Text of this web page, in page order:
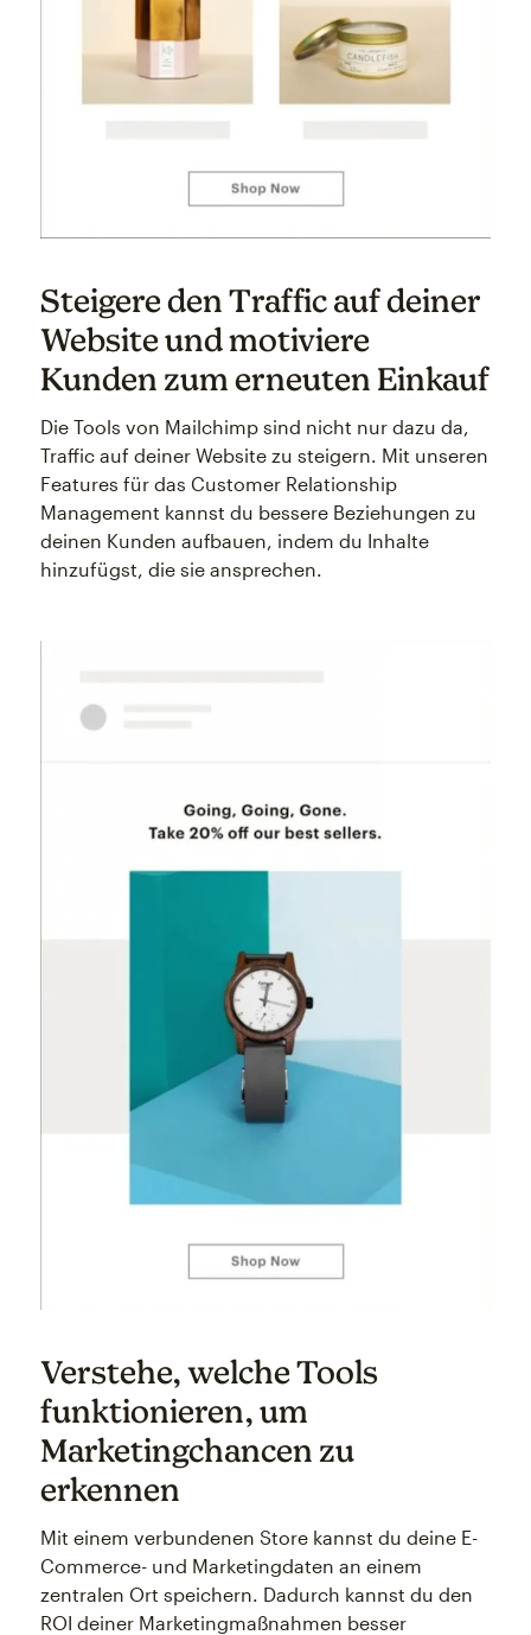
Steigere den Traffic auf deiner
Website und motiviere
Kunden zum erneuten Einkauf
Die Tools von Mailchimp sind nicht nur dazu da,
Traffic auf deiner Website zu steigern. Mit unseren
Features für das Customer Relationship
Management kannst du bessere Beziehungen zu
deinen Kunden aufbauen, indem du Inhalte
hinzufügst, die sie ansprechen.
Verstehe, welche Tools
funktionieren, um
Marketingchancen zu
erkennen
Mit einem verbundenen Store kannst du deine E-
Commerce- und Marketingdaten an einem
zentralen Ort speichern. Dadurch kannst du den
ROI deiner Marketingmaßnahmen besser